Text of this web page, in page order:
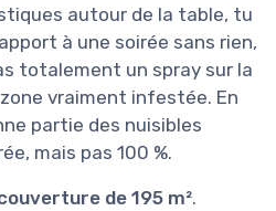
autour de la table, tu
à une soirée sans rien,
totalement un spray sur la
vraiment infestée. En
partie des nuisibles
mais pas 100 %.
de 195 m².